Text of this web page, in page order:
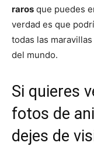
raros que puedes
verdad es que
todas las
del mundo.
Si quieres
fotos de
dejes de